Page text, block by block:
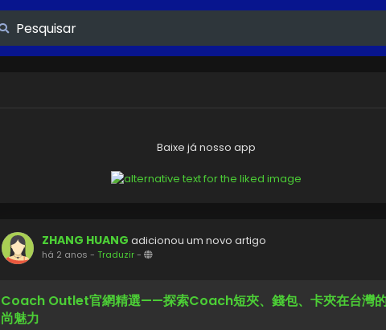
Baixe já nosso app
ZHANG HUANG adicionou um novo artigo
há 2 anos - Traduzir-
Coach Outlet官網精選——探索Coach短夾、錢包、卡夾在台灣
尚魅力